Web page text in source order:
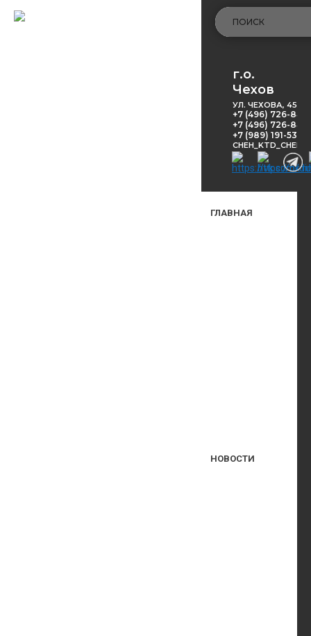
г.о.
Чехов
УЛ. ЧЕХОВА, 45
+7 (496) 726-
+7 (496) 726-
+7 (989) 191-53-
ГЛАВНАЯ
НОВОСТИ